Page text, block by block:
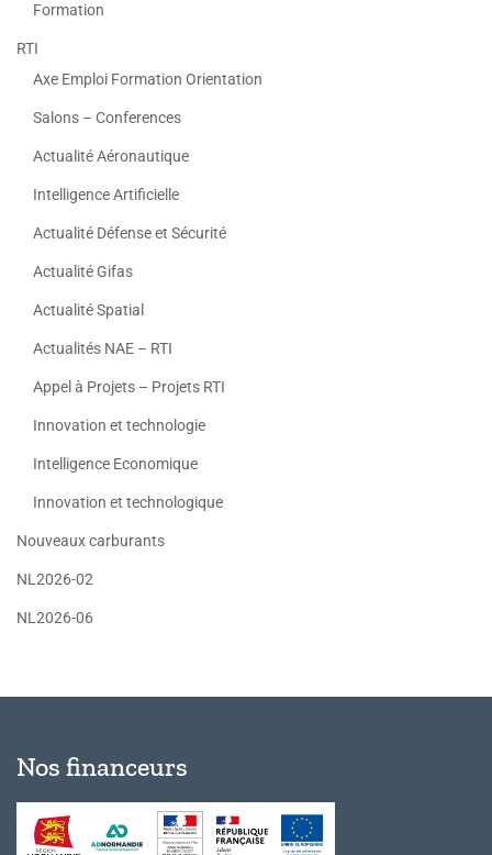
Formation
RTI
Axe Emploi Formation Orientation
Salons – Conferences
Actualité Aéronautique
Intelligence Artificielle
Actualité Défense et Sécurité
Actualité Gifas
Actualité Spatial
Actualités NAE – RTI
Appel à Projets – Projets RTI
Innovation et technologie
Intelligence Economique
Innovation et technologique
Nouveaux carburants
NL2026-02
NL2026-06
Nos financeurs